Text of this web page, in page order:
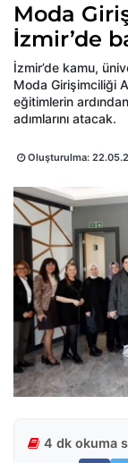
Moda
İzmir’de
İzmir’de kamu,
Moda Girişimciliği
eğitimlerin
adımlarını atacak.
Oluşturulma:
4 dk okuma